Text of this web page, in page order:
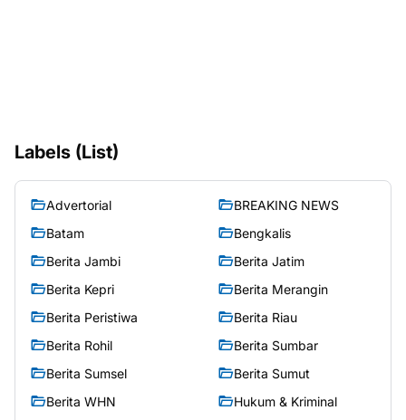
Labels (List)
Advertorial
BREAKING NEWS
Batam
Bengkalis
Berita Jambi
Berita Jatim
Berita Kepri
Berita Merangin
Berita Peristiwa
Berita Riau
Berita Rohil
Berita Sumbar
Berita Sumsel
Berita Sumut
Berita WHN
Hukum & Kriminal